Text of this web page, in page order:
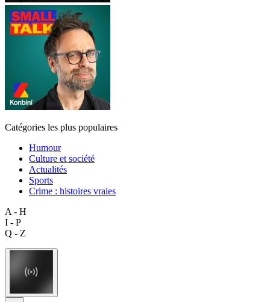
Catégories les plus populaires
Humour
Culture et société
Actualités
Sports
Crime : histoires vraies
A - H
I - P
Q - Z